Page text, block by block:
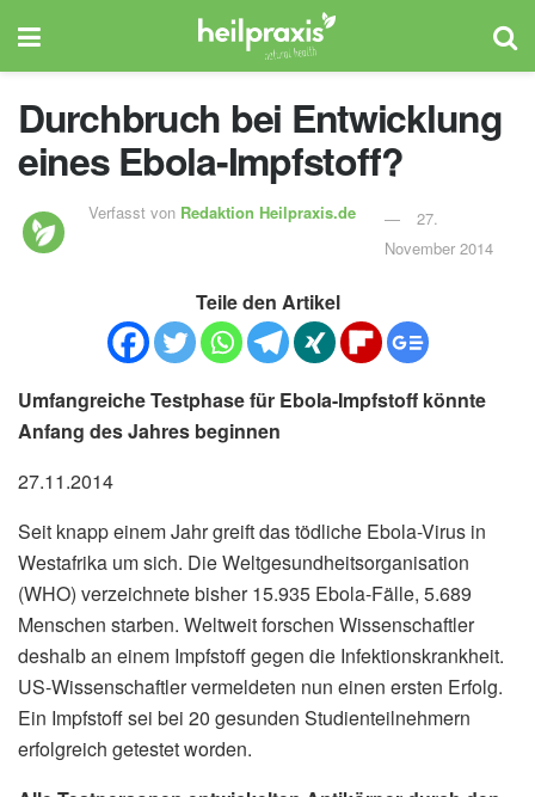
Durchbruch bei Entwicklung
eines Ebola-Impfstoff?
Verfasst von Redaktion Heilpraxis.de
27.
November 2014
Teile den Artikel
Umfangreiche Testphase für Ebola-Impfstoff könnte
Anfang des Jahres beginnen
27.11.2014
Seit knapp einem Jahr greift das tödliche Ebola-Virus in
Westafrika um sich. Die Weltgesundheitsorganisation
(WHO) verzeichnete bisher 15.935 Ebola-Fälle, 5.689
Menschen starben. Weltweit forschen Wissenschaftler
deshalb an einem Impfstoff gegen die Infektionskrankheit.
US-Wissenschaftler vermeldeten nun einen ersten Erfolg.
Ein Impfstoff sei bei 20 gesunden Studienteilnehmern
erfolgreich getestet worden.